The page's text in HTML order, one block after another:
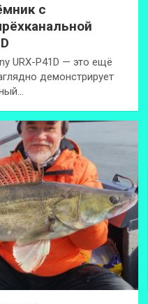
с
URX-P41D — это ещё
демонстрирует